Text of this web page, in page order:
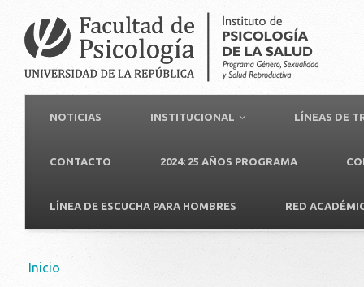
NOTICIAS INSTITUCIONAL LÍNEAS DE
CONTACTO 2024: 25 AÑOS PROGRAMA
LÍNEA DE ESCUCHA PARA HOMBRES RED
Usted está aquí
Inicio